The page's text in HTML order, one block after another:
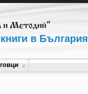
в България